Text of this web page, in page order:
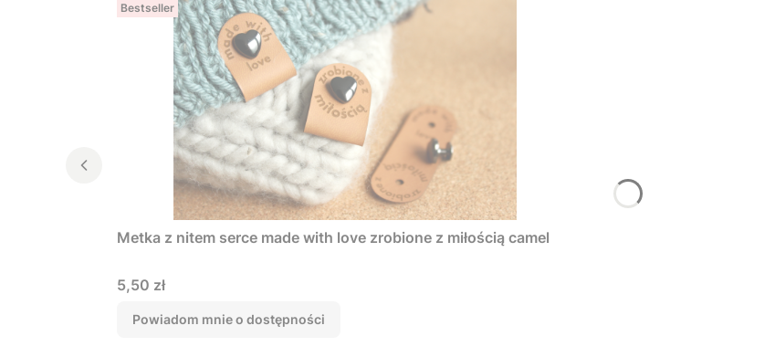
Bestseller
Metka z nitem serce made with love zrobione z miłością camel
Cena
5,50 zł
Powiadom mnie o dostępności